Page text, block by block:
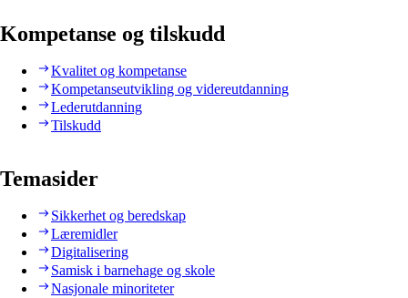
Kompetanse og tilskudd
Kvalitet og kompetanse
Kompetanseutvikling og videreutdanning
Lederutdanning
Tilskudd
Temasider
Sikkerhet og beredskap
Læremidler
Digitalisering
Samisk i barnehage og skole
Nasjonale minoriteter